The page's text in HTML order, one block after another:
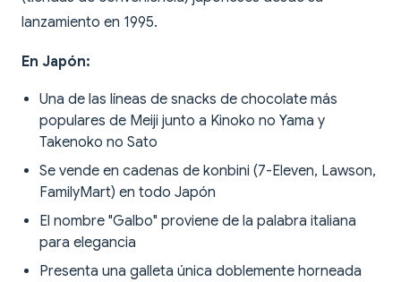
lanzamiento en 1995.
En Japón:
Una de las líneas de snacks de chocolate más
populares de Meiji junto a Kinoko no Yama y
Takenoko no Sato
Se vende en cadenas de konbini (7-Eleven, Lawson,
FamilyMart) en todo Japón
El nombre "Galbo" proviene de la palabra italiana
para elegancia
Presenta una galleta única doblemente horneada